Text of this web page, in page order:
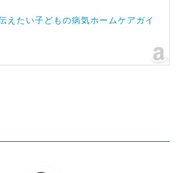
えたい子どもの病気ホームケアガイ